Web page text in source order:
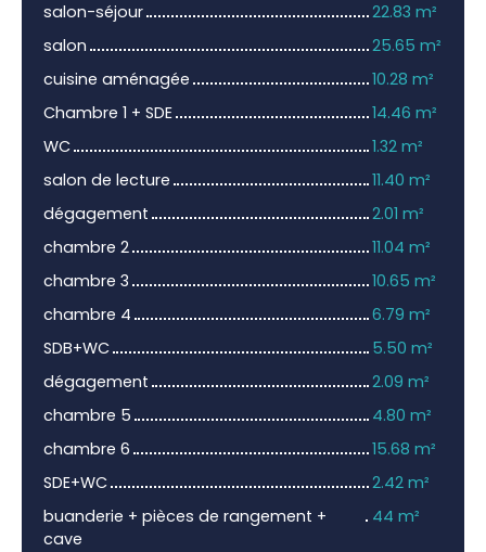
salon-séjour
22.83 m²
salon
25.65 m²
cuisine aménagée
10.28 m²
Chambre 1 + SDE
14.46 m²
WC
1.32 m²
salon de lecture
11.40 m²
dégagement
2.01 m²
chambre 2
11.04 m²
chambre 3
10.65 m²
chambre 4
6.79 m²
SDB+WC
5.50 m²
dégagement
2.09 m²
chambre 5
4.80 m²
chambre 6
15.68 m²
SDE+WC
2.42 m²
buanderie + pièces de rangement +
cave
44 m²